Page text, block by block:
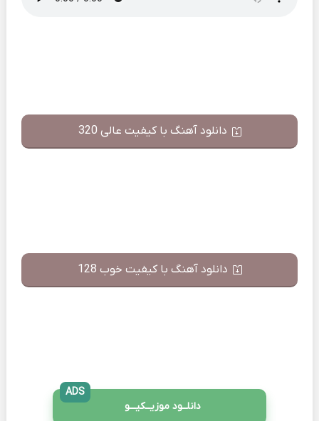
دانلود آهنگ با کیفیت عالی 320
دانلود آهنگ با کیفیت خوب 128
دانلــود موزیــکیـــو
ADS